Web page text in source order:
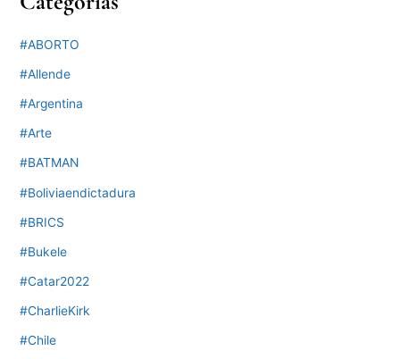
#ABORTO
#Allende
#Argentina
#Arte
#BATMAN
#Boliviaendictadura
#BRICS
#Bukele
#Catar2022
#CharlieKirk
#Chile